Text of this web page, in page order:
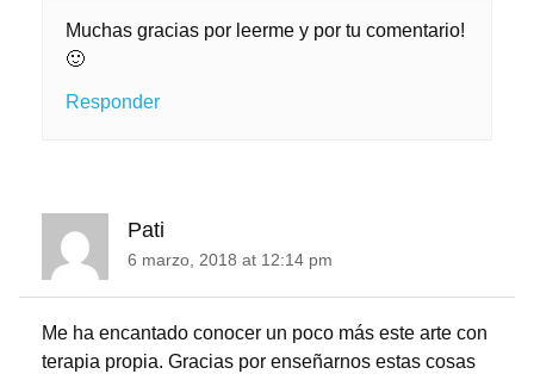
Muchas gracias por leerme y por tu comentario!
🙂
Responder
Pati
6 marzo, 2018 at 12:14 pm
Me ha encantado conocer un poco más este arte con
terapia propia. Gracias por enseñarnos estas cosas